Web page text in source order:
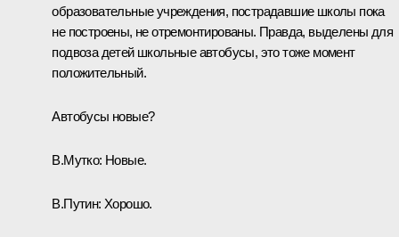
образовательные учреждения, пострадавшие школы пока
не построены, не отремонтированы. Правда, выделены для
подвоза детей школьные автобусы, это тоже момент
положительный.
Автобусы новые?
В.Мутко: Новые.
В.Путин: Хорошо.